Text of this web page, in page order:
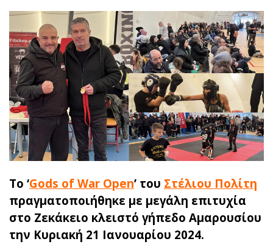
Το ‘Gods of War Open’ του Στέλιου Πολίτη
πραγματοποιήθηκε με μεγάλη επιτυχία
στο Ζεκάκειο κλειστό γήπεδο Αμαρουσίου
την Κυριακή 21 Ιανουαρίου 2024.